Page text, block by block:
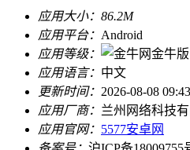
应用大小： 86.2M
应用平台： Android
应用等级：
应用语言： 中文
更新时间： 2026-08-08 09:43
应用厂商： 兰州网络科技
应用官网： 5577安卓网